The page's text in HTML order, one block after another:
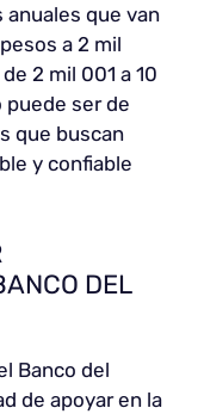
que van
a 2 mil
2 mil 001 a 10
puede ser de
que buscan
y confiable
DEL
Banco del
de apoyar en la